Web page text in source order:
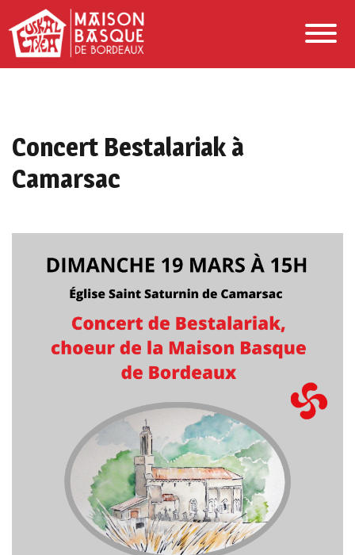
Concert Bestalariak à
Camarsac